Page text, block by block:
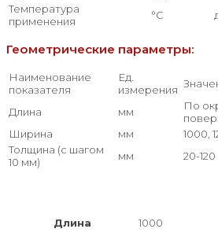
Температура
применения
°С
Геометрические параметры:
Наименование
показателя
Ед.
измерения
Длина мм
По
Ширина
мм
1000,
Толщина (с шагом
10 мм)
мм 20-
Длина 1000